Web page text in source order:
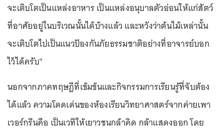
จะเติบโตเป็นแหล่งอาหาร เป็นแหล่งอนุบาลตัวอ่อนให้แก่สัตว์
ที่อาศัยอยู่ในบริเวณนั้นได้บ้างแล้ว และหวังว่าต้นไม้เหล่านั้น
จะเติบโตไปเป็นแนวป้องกันภัยธรรมชาติอย่างที่อาจารย์บอก
ไว้ได้ครับ"
นอกจากภาคทฤษฎีที่เข้มข้นและกิจกรรมการเรียนรู้ที่จับต้อง
ได้แล้ว ความโดดเด่นของห้องเรียนวิทยาศาสตร์จากค่ายเพา
เวอร์กรีนคือ เป็นเวทีให้เยาวชนกล้าคิด กล้าแสดงออก โดย